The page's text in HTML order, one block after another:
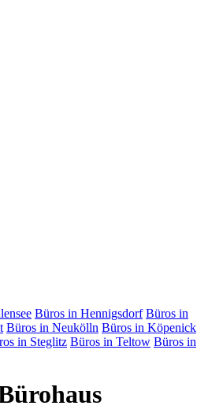
Büros in Hennigsdorf Büros in
Büros in Neukölln Büros in Köpenick
in Steglitz Büros in Teltow Büros in